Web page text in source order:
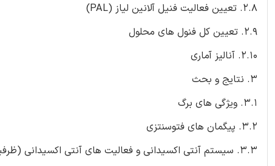
2.8. تعیین فعالیت فنیل آلانین لیاز (PAL)
2.9. تعیین کل فنول های محلول
2.10. آنالیز آماری
3. نتایج و بحث
3.1. ویژگی های برگ
3.2. پیگمان های فتوسنتزی
3.3. سیستم آنتی اکسیدانی و فعالیت های آنتی اکسیدانی (ظرفیت زباله روبی رادیکال آزاد)